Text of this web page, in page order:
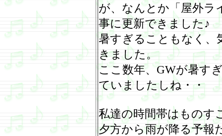
が、なんとか「屋外ラ
事に更新できました♪
暑すぎることもなく、
きました。
ここ数年、 GWが暑す
ていましたしね・・
私達の時間帯はものす
夕方から雨が降る予報